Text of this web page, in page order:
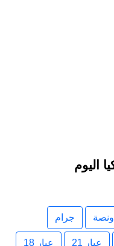
أونصة جرام
عيار 21 عيار 18